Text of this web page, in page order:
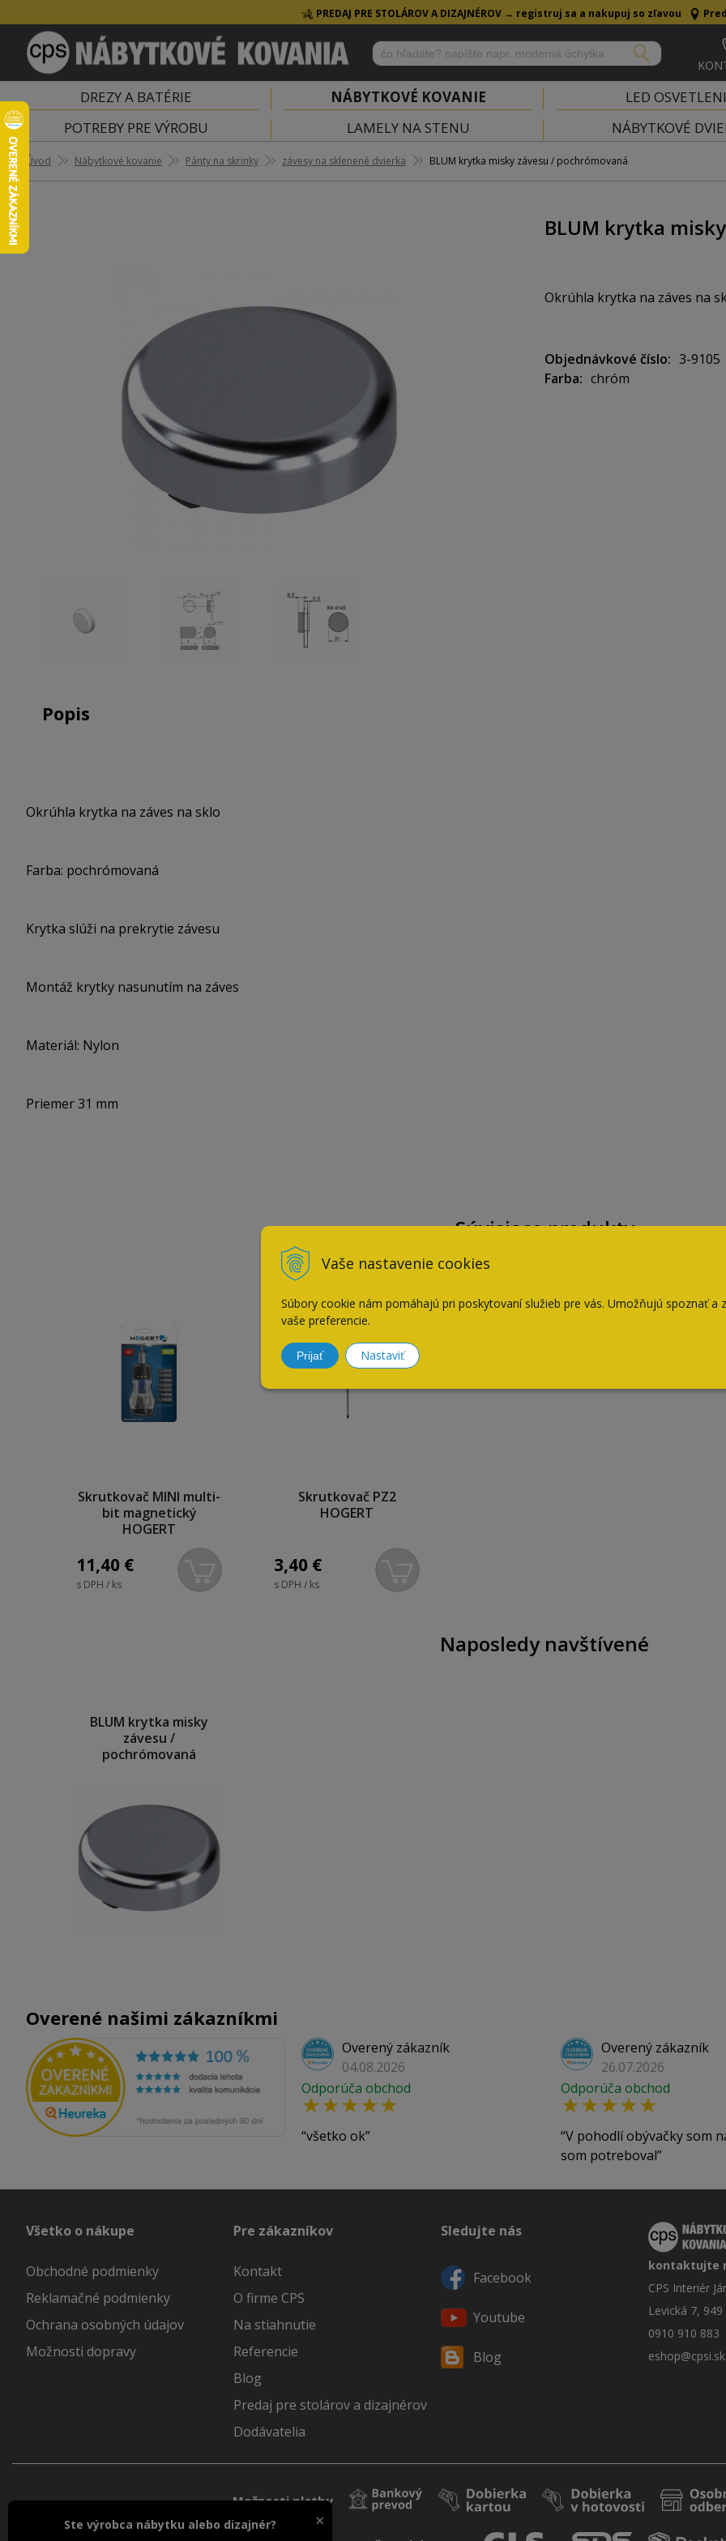
Vaše nastavenie cookies
Súbory cookie nám pomáhajú pri poskytovaní služieb pre vás. Umožňujú spoznať a
vaše preferencie.
Prijať Nastaviť
PREDAJ PRE STOLÁROV A DIZAJNÉROV → registruj sa a nakupuj so zľavou
DREZY A BATÉRIE NÁBYTKOVÉ KOVANIE LED
POTREBY PRE VÝROBU
LAMELY NA STENU NÁBYTKOVÉ
Úvod Nábytkové kovanie Pánty na skrinky závesy na sklenené dvierka BLUM krytka misky závesu / pochrómovaná
BLUM krytka
Okrúhla krytka na záves na
Farba: pochrómovaná
Objednávkové číslo
3-9105
Farba
chróm
Popis
Okrúhla krytka na záves na sklo
Farba: pochrómovaná
Krytka slúži na prekrytie závesu
Montáž krytky nasunutím na záves
Materiál: Nylon
Priemer 31 mm
Súvisiace produkty
Skrutkovač MINI multi-
bit magnetický
HOGERT
11,40 €
s DPH / ks
Skrutkovač PZ2
HOGERT
3,40 €
s DPH / ks
Naposledy navštívené
BLUM krytka misky
závesu /
pochrómovaná
Overené našimi zákazníkmi
Overený zákazník
04.08.2026
Odporúča obchod
všetko ok
Overený zákazník
26.07.2026
Odporúča obchod
V pohodlí obývačky som
som potreboval
Všetko o nákupe
Obchodné podmienky
Reklamačné podmienky
Ochrana osobných údajov
Možnosti dopravy
Pre zákazníkov
Kontakt
O firme CPS
Na stiahnutie
Referencie
Blog
Predaj pre stolárov a dizajnérov
Dodávatelia
Sledujte nás
Facebook
Youtube
Blog
kontaktujte
CPS Interiér
Levická 7,
0910 910 883
eshop@cpsi.sk
Možnosti platby
×
Ste výrobca nábytku alebo dizajnér?